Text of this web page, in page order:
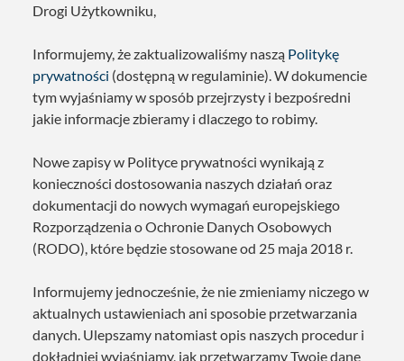
Drogi Użytkowniku,
Informujemy, że zaktualizowaliśmy naszą Politykę
prywatności (dostępną w regulaminie). W dokumencie
tym wyjaśniamy w sposób przejrzysty i bezpośredni
jakie informacje zbieramy i dlaczego to robimy.
Nowe zapisy w Polityce prywatności wynikają z
konieczności dostosowania naszych działań oraz
dokumentacji do nowych wymagań europejskiego
Rozporządzenia o Ochronie Danych Osobowych
(RODO), które będzie stosowane od 25 maja 2018 r.
Informujemy jednocześnie, że nie zmieniamy niczego w
aktualnych ustawieniach ani sposobie przetwarzania
danych. Ulepszamy natomiast opis naszych procedur i
dokładniej wyjaśniamy, jak przetwarzamy Twoje dane